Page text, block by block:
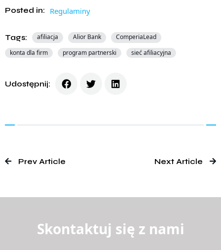
Posted in: Regulaminy
Tags: afiliacja Alior Bank
ComperiaLead
konta dla firm
program partnerski sieć afiliacyjna
Udostępnij:
Prev Article Next Article
Skontaktuj się z nami